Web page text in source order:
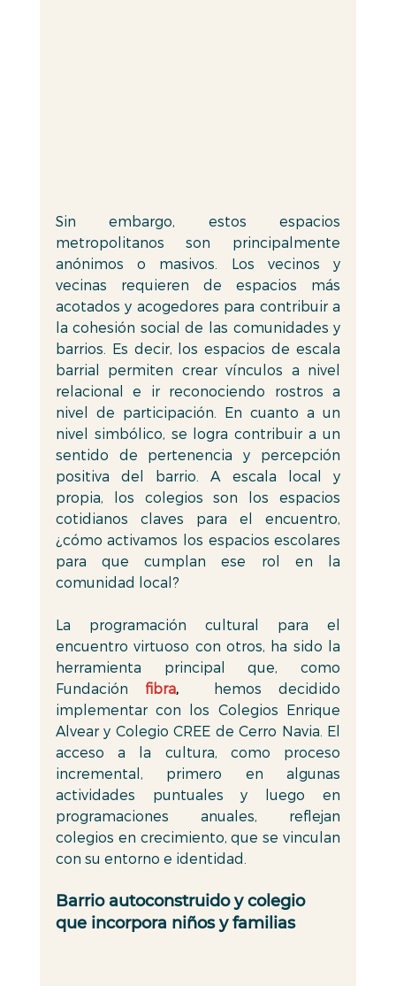
Sin embargo, estos espacios
metropolitanos son principalmente
anónimos o masivos. Los vecinos y
vecinas requieren de espacios más
acotados y acogedores para contribuir a
la cohesión social de las comunidades y
barrios. Es decir, los espacios de escala
barrial permiten crear vínculos a nivel
relacional e ir reconociendo rostros a
nivel de participación. En cuanto a un
nivel simbólico, se logra contribuir a un
sentido de pertenencia y percepción
positiva del barrio. A escala local y
propia, los colegios son los espacios
cotidianos claves para el encuentro,
¿cómo activamos los espacios escolares
para que cumplan ese rol en la
comunidad local?
La programación cultural para el
encuentro virtuoso con otros, ha sido la
herramienta principal que, como
Fundación fibra,
hemos decidido
implementar con los Colegios Enrique
Alvear y Colegio CREE de Cerro Navia. El
acceso a la cultura, como proceso
incremental, primero en algunas
actividades puntuales y luego en
programaciones anuales, reflejan
colegios en crecimiento, que se vinculan
con su entorno e identidad.
Barrio autoconstruido y colegio
que incorpora niños y familias